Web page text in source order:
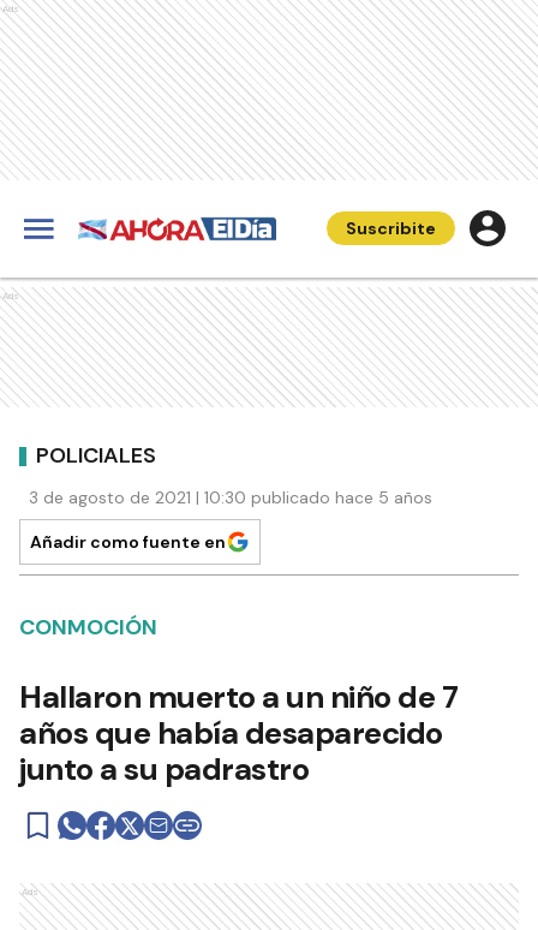
Ads
Suscribite
Ads
POLICIALES
3 de agosto de 2021 | 10:30 publicado hace 5 años
Añadir como fuente en
CONMOCIÓN
Hallaron muerto a un niño de 7
años que había desaparecido
junto a su padrastro
Ads